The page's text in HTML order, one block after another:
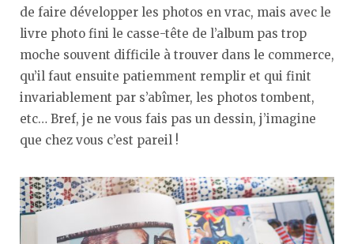
de faire développer les photos en vrac, mais avec le
livre photo fini le casse-tête de l’album pas trop
moche souvent difficile à trouver dans le commerce,
qu’il faut ensuite patiemment remplir et qui finit
invariablement par s’abîmer, les photos tombent,
etc… Bref, je ne vous fais pas un dessin, j’imagine
que chez vous c’est pareil !